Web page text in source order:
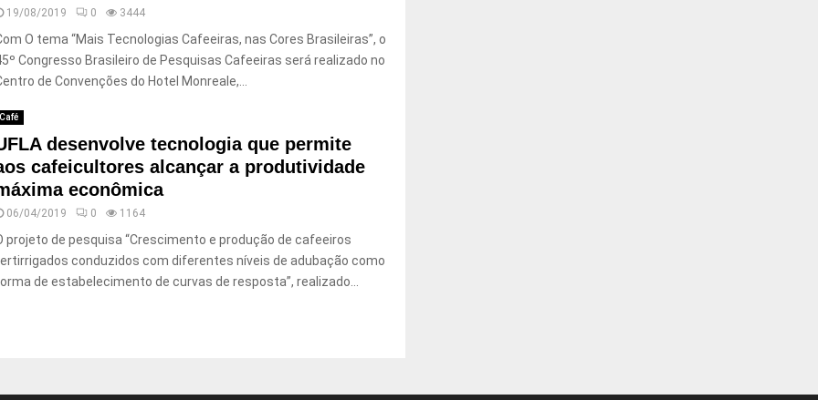
19/08/2019 0 3444
O tema “Mais Tecnologias Cafeeiras, nas Cores Brasileiras”, o
Congresso Brasileiro de Pesquisas Cafeeiras será realizado no
de Convenções do Hotel Monreale,...
Café
desenvolve tecnologia que permite
cafeicultores alcançar a produtividade
econômica
06/04/2019 0 1164
projeto de pesquisa “Crescimento e produção de cafeeiros
conduzidos com diferentes níveis de adubação como
de estabelecimento de curvas de resposta”, realizado...